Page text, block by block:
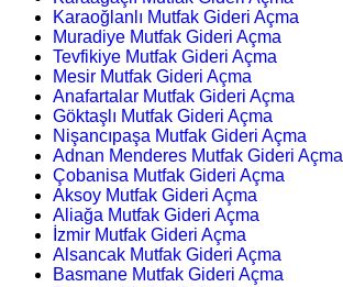
Karaoğlanlı Mutfak Gideri Açma
Muradiye Mutfak Gideri Açma
Tevfikiye Mutfak Gideri Açma
Mesir Mutfak Gideri Açma
Anafartalar Mutfak Gideri Açma
Göktaşlı Mutfak Gideri Açma
Nişancıpaşa Mutfak Gideri Açma
Adnan Menderes Mutfak Gideri Açma
Çobanisa Mutfak Gideri Açma
Aksoy Mutfak Gideri Açma
Aliağa Mutfak Gideri Açma
İzmir Mutfak Gideri Açma
Alsancak Mutfak Gideri Açma
Basmane Mutfak Gideri Açma